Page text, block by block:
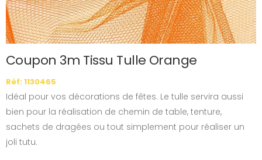
Coupon 3m Tissu Tulle Orange
Réf: 1130465
Idéal pour vos décorations de fêtes. Le tulle servira aussi
bien pour la réalisation de chemin de table, tenture,
sachets de dragées ou tout simplement pour réaliser un
joli tutu.